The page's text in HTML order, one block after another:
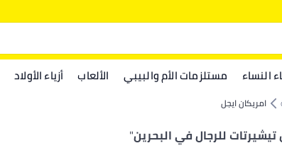
النساء مستلزمات الأم والبيبي الألعاب أزياء الأولاد
امريكان ايجل
تيشيرتات للرجال في البحرين"